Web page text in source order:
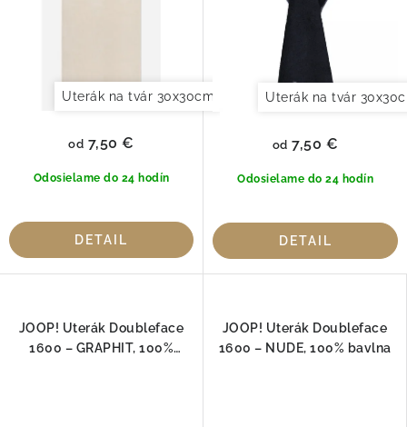
Uterák na tvár 30x30cm Uterák pre hostí 30x50cm
Odosielame do 24 hodín
od 7,50 €
DETAIL
Uterák na tvár
Odosielame do 24 hodín
od 7,50 €
DETAIL
JOOP! Uterák Doubleface
1600 – GRAPHIT, 100%
JOOP! Uterák Doubleface
1600 – NUDE, 100% bavlna